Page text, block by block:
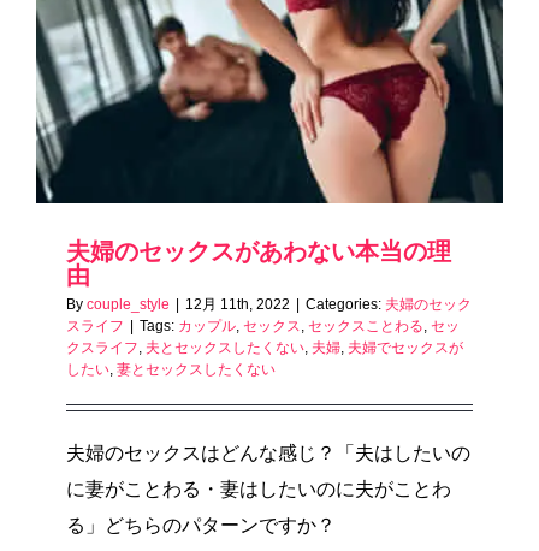
夫婦のセックスがあわない本当の理
由
By couple_style | 12月 11th, 2022 | Categories: 夫婦のセック
スライフ | Tags: カップル セックス セックスことわる セッ
クスライフ 夫とセックスしたくない 夫婦 夫婦でセックスが
したい 妻とセックスしたくない
夫婦のセックスはどんな感じ？「夫はしたいの
に妻がことわる・妻はしたいのに夫がことわ
る」どちらのパターンですか？